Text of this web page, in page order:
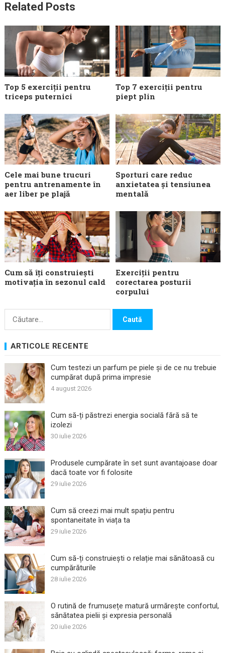
Related Posts
Top 5 exerciții pentru
triceps puternici
Top 7 exerciții pentru
piept plin
Cele mai bune trucuri
pentru antrenamente în
aer liber pe plajă
Sporturi care reduc
anxietatea și tensiunea
mentală
Cum să îți construiești
motivația în sezonul cald
Exerciții pentru
corectarea posturii
corpului
Caută
ARTICOLE RECENTE
Cum testezi un parfum pe piele și de ce nu trebuie
cumpărat după prima impresie
4 august 2026
Cum să-ți păstrezi energia socială fără să te
izolezi
30 iulie 2026
Produsele cumpărate în set sunt avantajoase doar
dacă toate vor fi folosite
29 iulie 2026
Cum să creezi mai mult spațiu pentru
spontaneitate în viața ta
29 iulie 2026
Cum să-ți construiești o relație mai sănătoasă cu
cumpărăturile
28 iulie 2026
O rutină de frumusețe matură urmărește confortul,
sănătatea pielii și expresia personală
20 iulie 2026